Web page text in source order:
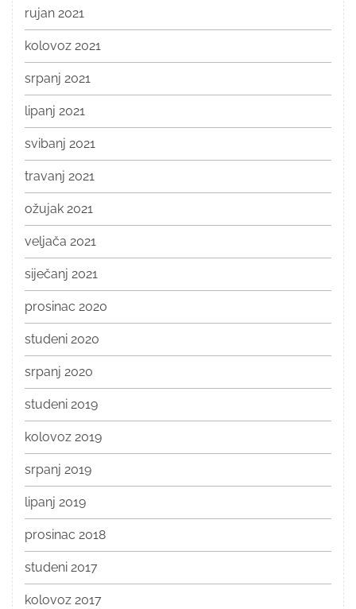
rujan 2021
kolovoz 2021
srpanj 2021
lipanj 2021
svibanj 2021
travanj 2021
ožujak 2021
veljača 2021
siječanj 2021
prosinac 2020
studeni 2020
srpanj 2020
studeni 2019
kolovoz 2019
srpanj 2019
lipanj 2019
prosinac 2018
studeni 2017
kolovoz 2017